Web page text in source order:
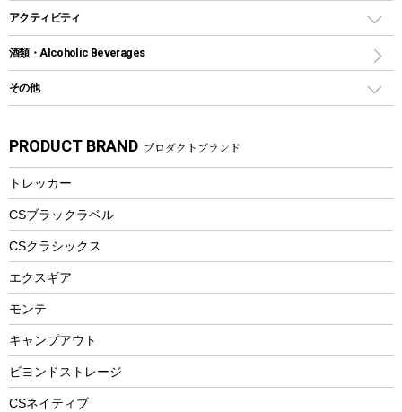
ガイドロープ
ツール
火起こし
バーベキューツール
ナイフ
カトラリー
マグカップ、カップ
ステンレスボトル
フードボトル
トレー
ランチョンマット
ランチボックス
トートバッグ、サコッシュ
ショッピングキャリー
その他アウトドア雑貨
スプレー関係
ツール、他
カヤック
パドル
ヘルメット
エアーポンプ
アクセサリー
折りたたみ自転車
スポーツサイクル
シティサイクル
自転車ウェア
アクティビティ
マリン
ラッシュガード
パラソル
フローティングベスト
ヘルメット
エアーポンプ
ビーチテント
ウィンター
スノーシュー
防寒ウェア
酒類・Alcoholic Beverages
その他
湯たんぽ
防災用品
PRODUCT BRAND プロダクトブランド
トレッカー
CSブラックラベル
CSクラシックス
エクスギア
モンテ
キャンプアウト
ビヨンドストレージ
CSネイティブ